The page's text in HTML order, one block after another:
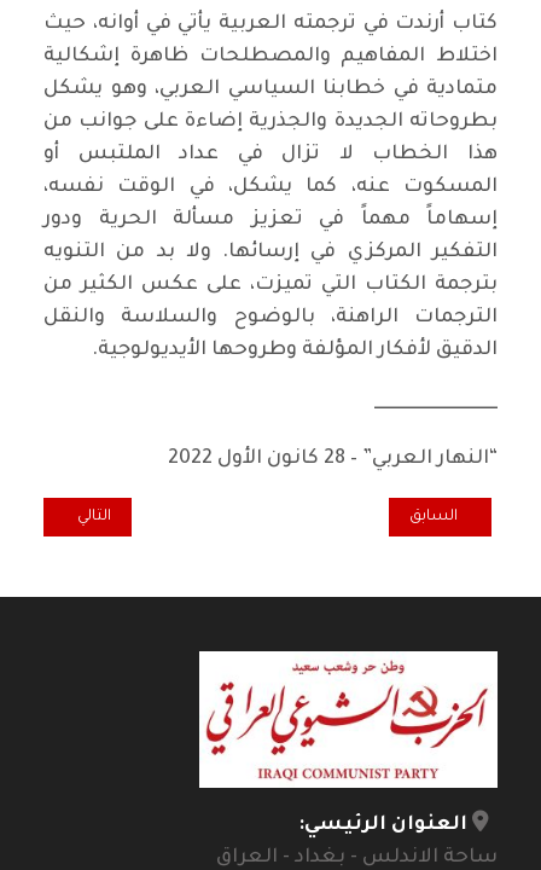
كتاب أرندت في ترجمته العربية يأتي في أوانه، حيث
اختلاط المفاهيم والمصطلحات ظاهرة إشكالية
متمادية في خطابنا السياسي العربي، وهو يشكل
بطروحاته الجديدة والجذرية إضاءة على جوانب من
هذا الخطاب لا تزال في عداد الملتبس أو
المسكوت عنه، كما يشكل، في الوقت نفسه،
إسهاماً مهماً في تعزيز مسألة الحرية ودور
التفكير المركزي في إرسائها. ولا بد من التنويه
بترجمة الكتاب التي تميزت، على عكس الكثير من
الترجمات الراهنة، بالوضوح والسلاسة والنقل
الدقيق لأفكار المؤلفة وطروحها الأيديولوجية.
ــــــــــــــــــــــــــــــــــ
“النهار العربي” – 28 كانون الأول 2022
المقال السابق: رحيل غاشبار ميكلوش تاماش استعادة ماركس لفهم
السابق المقال التالي:
التالي
العنوان الرئيسي:
ساحة الاندلس - بغداد - العراق